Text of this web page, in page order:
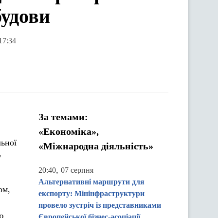
За темами:
«Економіка»,
«Міжнародна діяльність»
20:40, 07 серпня
Альтернативні маршрути для
експорту: Мінінфраструктури
провело зустріч із представниками